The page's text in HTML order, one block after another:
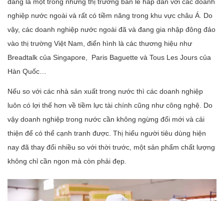
nghiệp nước ngoài và rất có tiềm năng trong khu vực châu Á. Do
vậy, các doanh nghiệp nước ngoài đã và đang gia nhập đông đảo
vào thị trường Việt Nam, điển hình là các thương hiệu như
Breadtalk của Singapore, Paris Baguette và Tous Les Jours của
Hàn Quốc…
Nếu so với các nhà sản xuất trong nước thì các doanh nghiệp
luôn có lợi thế hơn về tiềm lực tài chính cũng như công nghệ. Do
vậy doanh nghiệp trong nước cần không ngừng đổi mới và cải
thiện để có thể cạnh tranh được. Thị hiếu người tiêu dùng hiện
nay đã thay đổi nhiều so với thời trước, một sản phẩm chất lượng
không chỉ cần ngon mà còn phải đẹp.